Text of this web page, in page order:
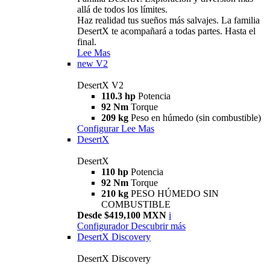
allá de todos los límites.
Haz realidad tus sueños más salvajes. La familia
DesertX te acompañará a todas partes. Hasta el
final.
Lee Mas
new V2
DesertX V2
110.3 hp Potencia
92 Nm Torque
209 kg Peso en húmedo (sin combustible)
Configurar Lee Mas
DesertX
DesertX
110 hp Potencia
92 Nm Torque
210 kg PESO HÚMEDO SIN
COMBUSTIBLE
Desde $419,100 MXN i
Configurador Descubrir más
DesertX Discovery
DesertX Discovery